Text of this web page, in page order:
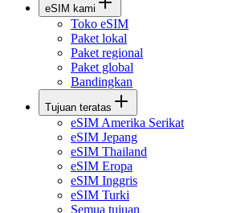
eSIM kami
Toko eSIM
Paket lokal
Paket regional
Paket global
Bandingkan
Tujuan teratas
eSIM Amerika Serikat
eSIM Jepang
eSIM Thailand
eSIM Eropa
eSIM Inggris
eSIM Turki
Semua tujuan